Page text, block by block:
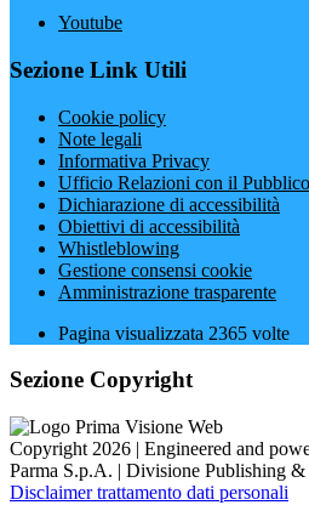
Youtube
Sezione Link Utili
Cookie policy
Note legali
Informativa Privacy
Ufficio Relazioni con il Pubblico
Dichiarazione di accessibilità
Obiettivi di accessibilità
Whistleblowing
Gestione consensi cookie
Amministrazione trasparente
Pagina visualizzata 2365 volte
Sezione Copyright
Copyright 2026 | Engineered and
Parma S.p.A. | Divisione Publishing
Disclaimer trattamento dati personali